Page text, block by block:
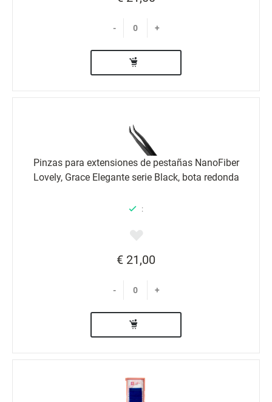
- +
Pinzas para extensiones de pestañas NanoFiber
Lovely, Grace Elegante serie Black, bota redonda
:
€ 21,00
- +